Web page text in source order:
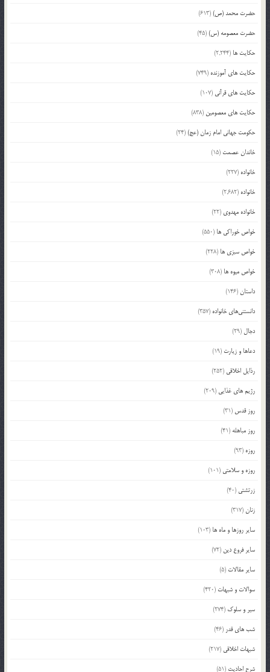
حضرت محمد (ص)(613)
حضرت معصومه (س)(45)
حکایت ها (2,244)
حکایت های آموزنده (749)
حکایت های قرآنی (107)
حکایت های معصومین (838)
حکومت جهانی امام زمان (عج)(24)
خاندان عصمت (15)
خانواده (227)
خانواده (2,682)
خانواده مهدوی (22)
خواص خوراکی ها (550)
خواص سبزی ها (228)
خواص میوه ها (308)
داستان(146)
دانستنی‌های خانواده (357)
دجال (29)
دعاها و زیارت (19)
رذایل اخلاقی (252)
رژیم های غذایی (209)
روز قدس (31)
روز مباهله (41)
روزه (93)
روزه و سلامتی (101)
زرتشتی (40)
زنان(317)
سایر روزها و ماه ها (103)
سایر فروع دین (72)
سایر مقالات (5)
سوالات و شبهات (420)
سیر و سلوک (274)
شب های قدر (46)
شبهات اخلاقی (217)
شرح احادیث (51)